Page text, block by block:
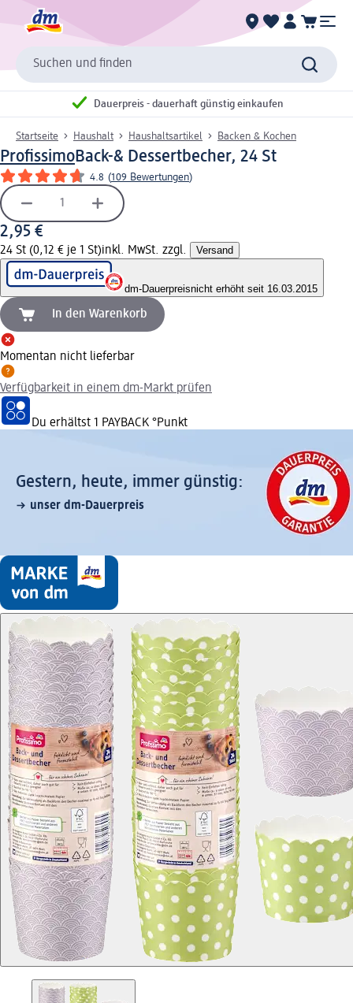
Suchen und finden
Dauerpreis - dauerhaft günstig einkaufen
Startseite Haushalt Haushaltsartikel Backen & Kochen
ProfissimoBack-& Dessertbecher, 24 St
4.8 (109 Bewertungen)
2,95 €
24 St (0,12 € je 1 St)inkl. MwSt. zzgl. Versand
dm-Dauerpreisnicht erhöht seit 16.03.2015
In den Warenkorb
Momentan nicht lieferbar
Verfügbarkeit in einem dm-Markt prüfen
Du erhältst 1 PAYBACK °Punkt
Gestern, heute, immer günstig:
unser dm-Dauerpreis